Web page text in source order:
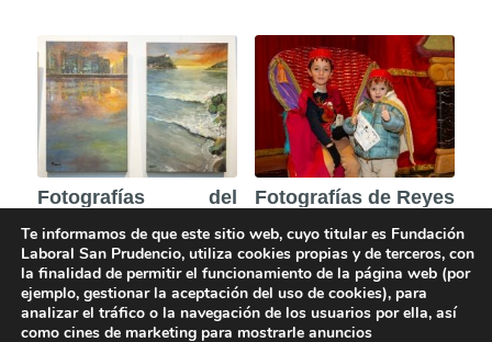
Fotografías del
evento de Espacio
Arte enero
Fotografías de Reyes
Magos 2025
07/01/2025
Te informamos de que este sitio web, cuyo titular es Fundación
Laboral San Prudencio, utiliza cookies propias y de terceros, con
la finalidad de permitir el funcionamiento de la página web (por
ejemplo, gestionar la aceptación del uso de cookies), para
analizar el tráfico o la navegación de los usuarios por ella, así
como cines de marketing para mostrarle anuncios